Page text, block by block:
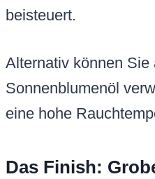
beisteuert.
Alternativ können Sie
Sonnenblumenöl
eine hohe
Das Finish: